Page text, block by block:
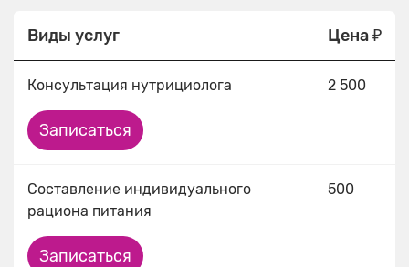
Виды услуг Цена ₽
Консультация нутрициолога 2 500
Записаться
Составление индивидуального
рациона питания
500
Записаться